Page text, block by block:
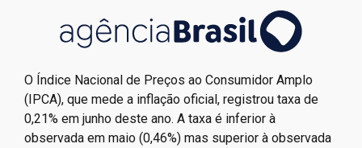
O Índice Nacional de Preços ao Consumidor Amplo
(IPCA), que mede a inflação oficial, registrou taxa de
0,21% em junho deste ano. A taxa é inferior à
observada em maio (0,46%) mas superior à observada